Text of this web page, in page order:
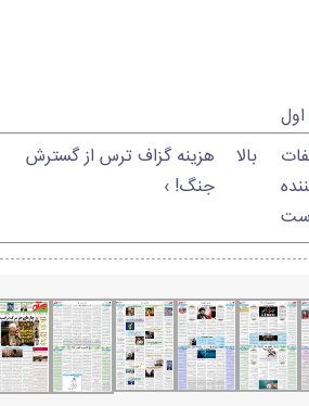
بالا
هزینه‌ گزاف ترس از گسترش
جنگ! ›